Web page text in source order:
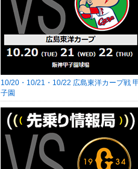
10/20・10/21・10/22 広島東洋カープ戦
子園